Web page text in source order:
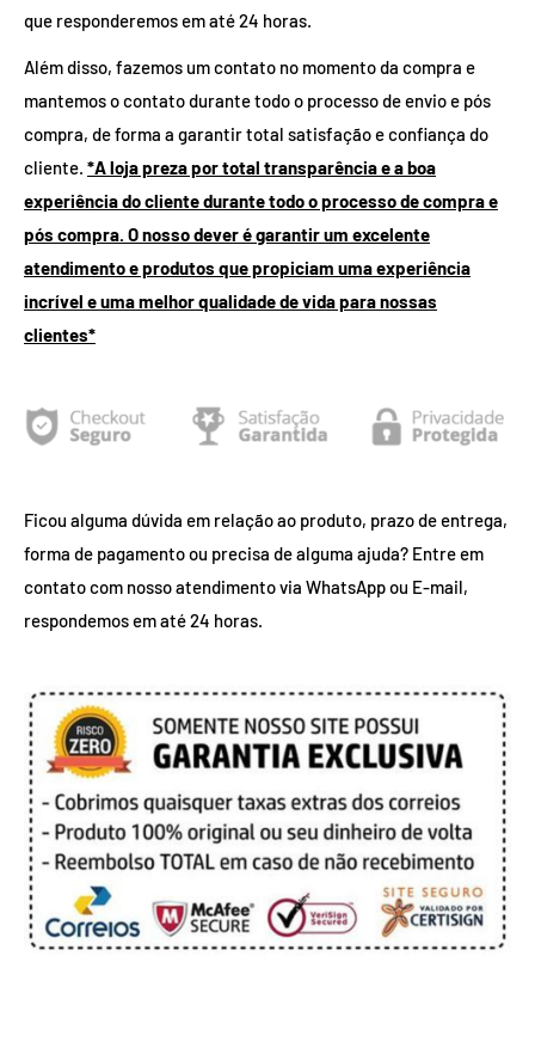
que responderemos em até 24 horas.
Além disso, fazemos um contato no momento da compra e
mantemos o contato durante todo o processo de envio e pós
compra, de forma a garantir total satisfação e confiança do
cliente. *A loja preza por total transparência e a boa
experiência do cliente durante todo o processo de compra e
pós compra. O nosso dever é garantir um excelente
atendimento e produtos que propiciam uma experiência
incrível e uma melhor qualidade de vida para nossas
clientes*
Ficou alguma dúvida em relação ao produto, prazo de entrega,
forma de pagamento ou precisa de alguma ajuda? Entre em
contato com nosso atendimento via WhatsApp ou E-mail,
respondemos em até 24 horas.